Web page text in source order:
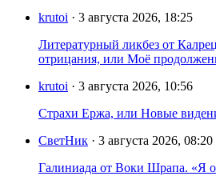
krutoi · 3 августа 2026, 18:25
Литературный ликбез от
отрицания, или Моё
krutoi · 3 августа 2026, 10:56
Страхи Ержа, или Новые
СветНик · 3 августа 2026, 08:20
Галиниада от Воки Шрапа. «Я